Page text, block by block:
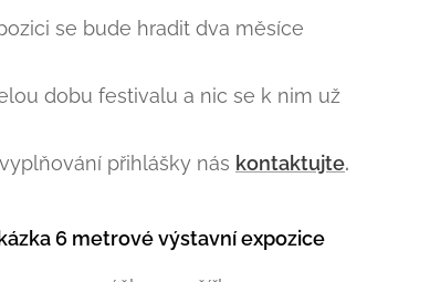
se bude hradit dva měsíce
dobu festivalu a nic se k nim už
přihlášky nás kontaktujte.
6 metrové výstavní expozice